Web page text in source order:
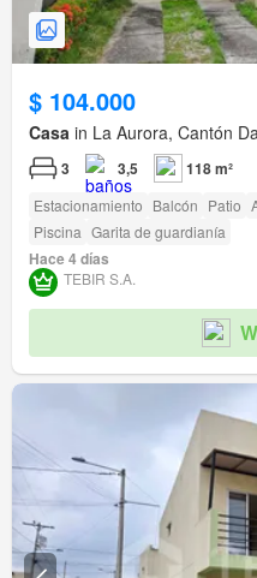
$ 104.000
Casa in La Aurora, Cantón
3 3,5 118 m²
Estacionamiento Balcón Patio
Piscina Garita de guardianía
Hace 4 días
TEBIR S.A.